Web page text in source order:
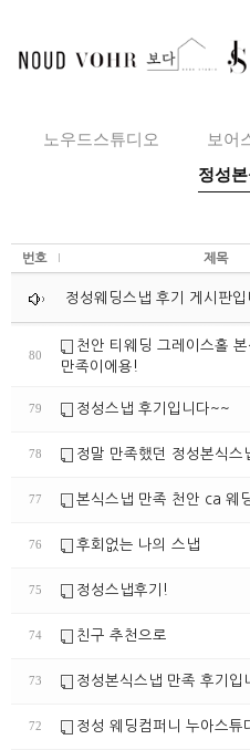
노우드스튜디오 보어
정성
번호 제목
정성웨딩스냅 후기 게시판입
80
천안 티웨딩 그레이스홀
만족이에용!
79 정성스냅 후기입니다~~
78 정말 만족했던 정성본식스
77 본식스냅 만족 천안 ca 웨
76 후회없는 나의 스냅
75 정성스냅후기!
74 친구 추천으로
73 정성본식스냅 만족 후기입
72 정성 웨딩컴퍼니 누아스튜